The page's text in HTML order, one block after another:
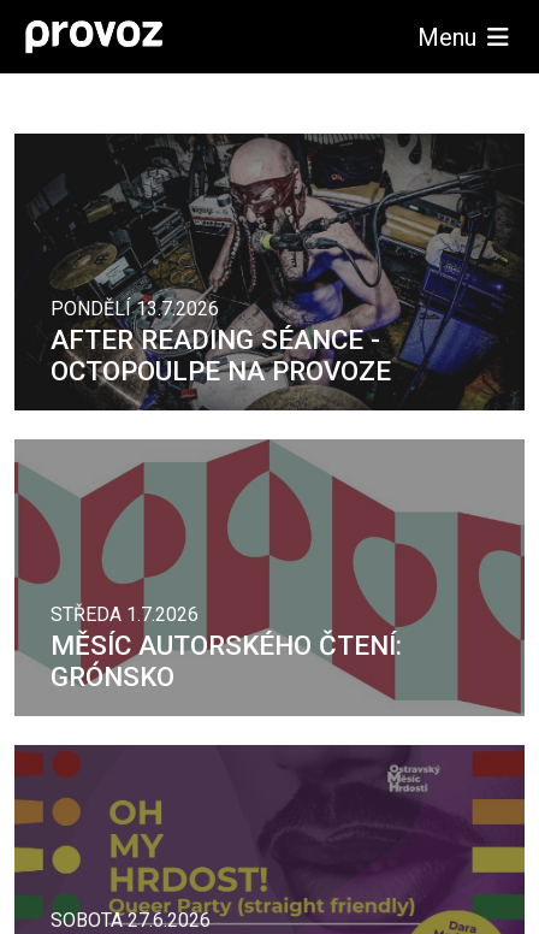
Menu
PONDĚLÍ 13.7.2026
AFTER READING SÉANCE -
OCTOPOULPE NA PROVOZE
STŘEDA 1.7.2026
MĚSÍC AUTORSKÉHO ČTENÍ:
GRÓNSKO
SOBOTA 27.6.2026